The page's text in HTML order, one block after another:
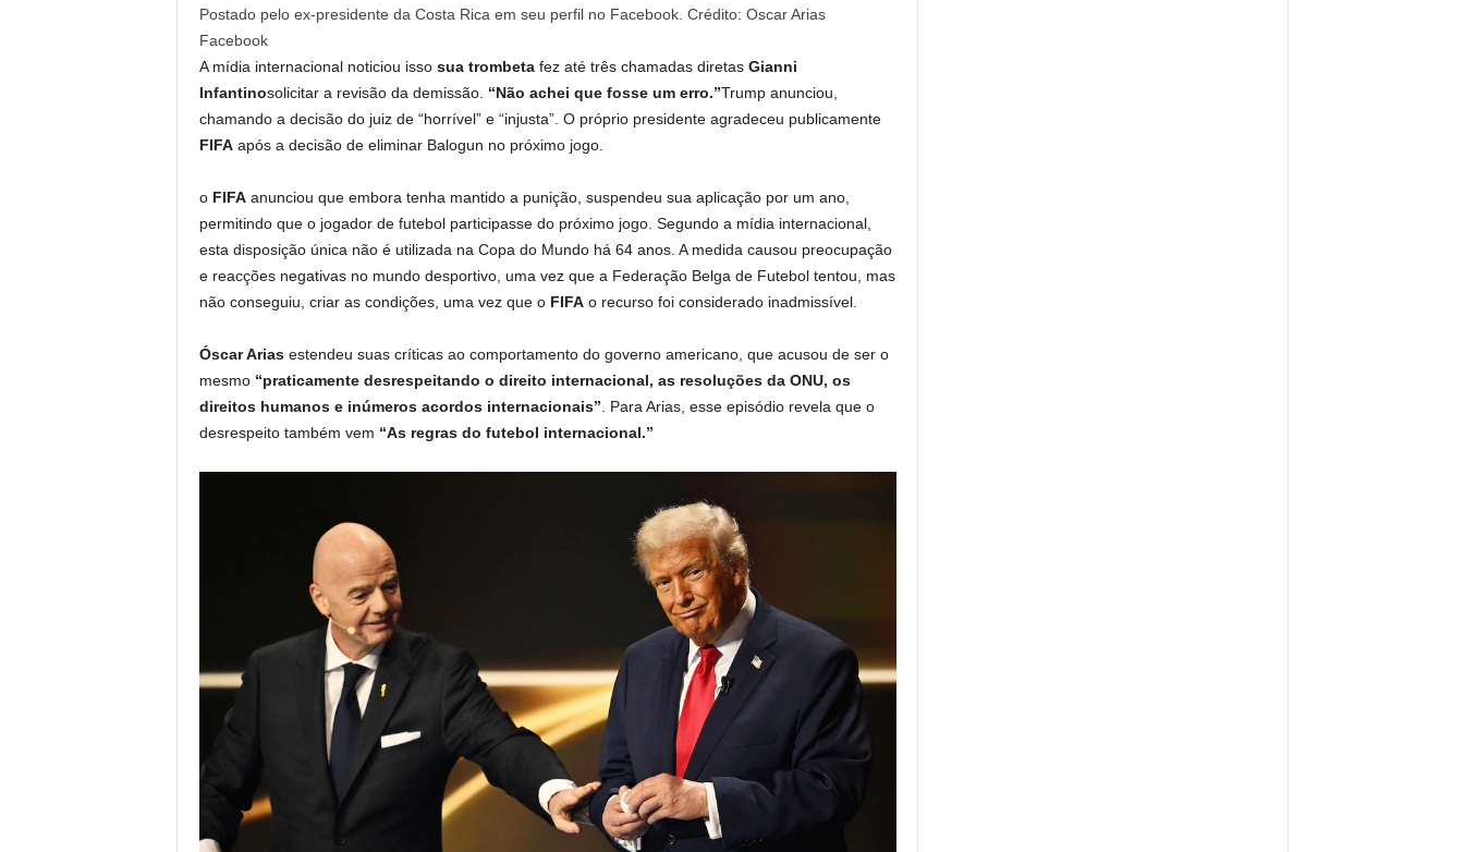
Postado pelo ex-presidente da Costa Rica em seu perfil no Facebook. Crédito: Oscar Arias
Facebook
A mídia internacional noticiou isso sua trombetafez até três chamadas diretas Gianni
Infantinosolicitar a revisão da demissão. “Não achei que fosse um erro.”Trump anunciou,
chamando a decisão do juiz de “horrível” e “injusta”. O próprio presidente agradeceu publicamente
FIFAapós a decisão de eliminar Balogun no próximo jogo.
o FIFAanunciou que embora tenha mantido a punição, suspendeu sua aplicação por um ano,
permitindo que o jogador de futebol participasse do próximo jogo. Segundo a mídia internacional,
esta disposição única não é utilizada na Copa do Mundo há 64 anos. A medida causou preocupação
e reacções negativas no mundo desportivo, uma vez que a Federação Belga de Futebol tentou, mas
não conseguiu, criar as condições, uma vez que o FIFAo recurso foi considerado inadmissível.
Óscar Ariasestendeu suas críticas ao comportamento do governo americano, que acusou de ser o
mesmo “praticamente desrespeitando o direito internacional, as resoluções da ONU, os
direitos humanos e inúmeros acordos internacionais” . Para Arias, esse episódio revela que o
desrespeito também vem “As regras do futebol internacional.”